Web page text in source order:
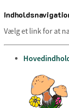
Vælg et link for at
gå til